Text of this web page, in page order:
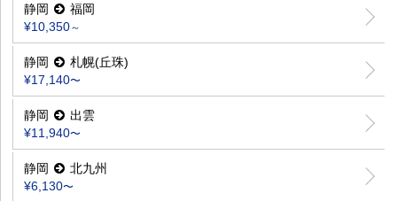
静岡
福岡
¥10,350～
静岡
札幌(丘珠)
¥17,140〜
静岡
出雲
¥11,940〜
静岡
北九州
¥6,130〜